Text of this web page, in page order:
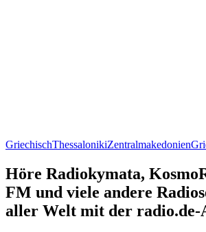
GriechischThessalonikiZentralmakedonien
Höre Radiokymata,
FM und viele andere
aller Welt mit der radio.de-